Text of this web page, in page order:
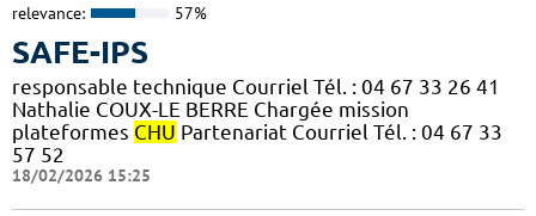
relevance: 57%
SAFE-IPS
responsable technique Courriel Tél. : 04 67 33 26 41
Nathalie COUX-LE BERRE Chargée mission
plateformes CHU Partenariat Courriel Tél. : 04 67 33
57 52
18/02/2026 15:25